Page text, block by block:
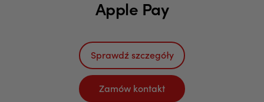
Apple Pay
Sprawdź szczegóły
Zamów kontakt